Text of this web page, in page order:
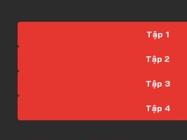
Tập 1
Tập 2
Tập 3
Tập 4